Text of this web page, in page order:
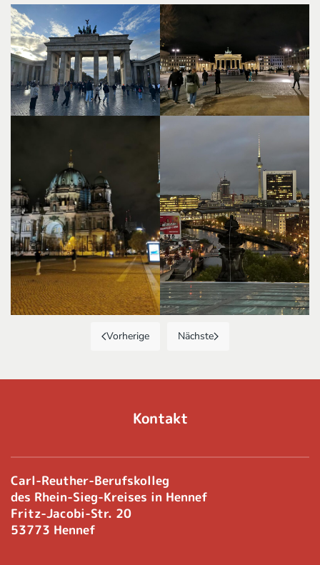
Vorherige Nächste
Kontakt
Carl-Reuther-Berufskolleg
des Rhein-Sieg-Kreises in Hennef
Fritz-Jacobi-Str. 20
53773 Hennef